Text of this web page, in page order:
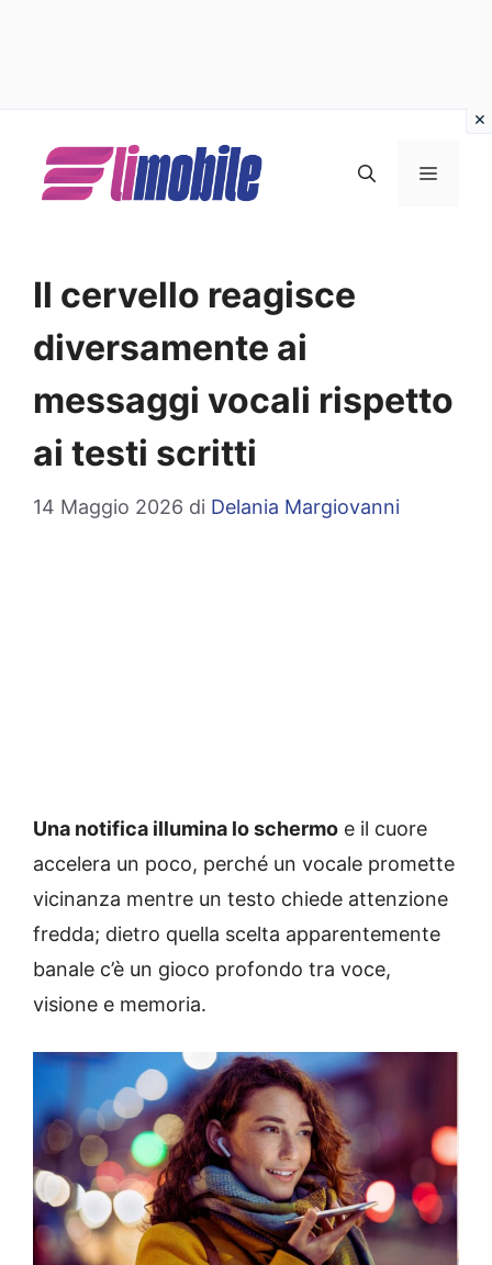
contenuto
MENU
Il cervello reagisce
diversamente ai
messaggi vocali rispetto
ai testi scritti
14 Maggio 2026 di Delania Margiovanni
Una notifica illumina lo schermo e il cuore
accelera un poco, perché un vocale promette
vicinanza mentre un testo chiede attenzione
fredda; dietro quella scelta apparentemente
banale c’è un gioco profondo tra voce,
visione e memoria.